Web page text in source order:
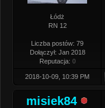
Łódż
RN 12
Liczba postów: 79
Dołączył: Jan 2018
Reputacja: 0
2018-10-09, 10:39 PM
misiek84